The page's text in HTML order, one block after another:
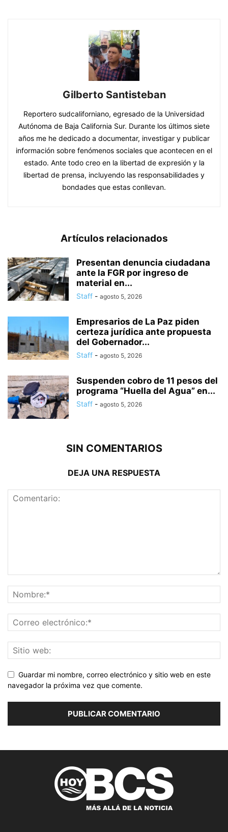
Gilberto Santisteban
Reportero sudcaliforniano, egresado de la Universidad
Autónoma de Baja California Sur. Durante los últimos siete
años me he dedicado a documentar, investigar y publicar
información sobre fenómenos sociales que acontecen en el
estado. Ante todo creo en la libertad de expresión y la
libertad de prensa, incluyendo las responsabilidades y
bondades que estas conllevan.
Artículos relacionados
Presentan denuncia ciudadana
ante la FGR por ingreso de
material en...
Staff - agosto 5, 2026
Empresarios de La Paz piden
certeza jurídica ante propuesta
del Gobernador...
Staff - agosto 5, 2026
Suspenden cobro de 11 pesos del
programa “Huella del Agua” en...
Staff - agosto 5, 2026
SIN COMENTARIOS
DEJA UNA RESPUESTA
Guardar mi nombre, correo electrónico y sitio web en este
navegador la próxima vez que comente.